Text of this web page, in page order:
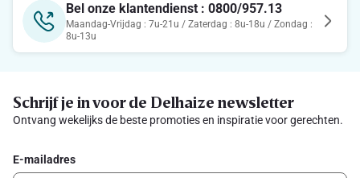
Bel onze klantendienst : 0800/957.13
Maandag-Vrijdag : 7u-21u / Zaterdag : 8u-18u / Zondag :
8u-13u
Schrijf je in voor de Delhaize newsletter
Ontvang wekelijks de beste promoties en inspiratie voor gerechten.
E-mailadres